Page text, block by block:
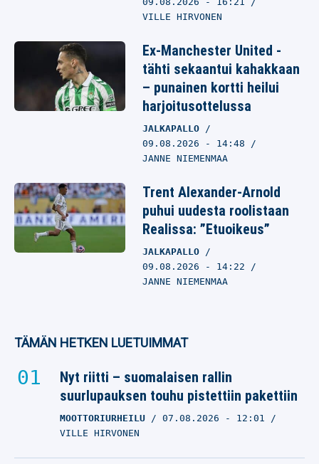
VILLE HIRVONEN
Ex-Manchester United -
tähti sekaantui kahakkaan
– punainen kortti heilui
harjoitusottelussa
JALKAPALLO
09.08.2026 - 14:48
JANNE NIEMENMAA
Trent Alexander-Arnold
puhui uudesta roolistaan
Realissa: ”Etuoikeus”
JALKAPALLO
09.08.2026 - 14:22
JANNE NIEMENMAA
TÄMÄN HETKEN LUETUIMMAT
Nyt riitti – suomalaisen rallin
suurlupauksen touhu pistettiin pakettiin
MOOTTORIURHEILU 07.08.2026 - 12:01
VILLE HIRVONEN